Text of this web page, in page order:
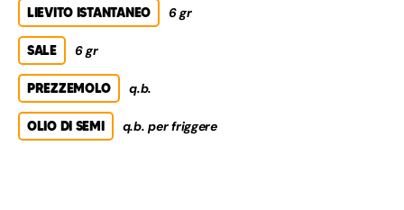
LIEVITO ISTANTANEO 6 gr
SALE 6 gr
PREZZEMOLO q.b.
OLIO DI SEMI q.b. per friggere